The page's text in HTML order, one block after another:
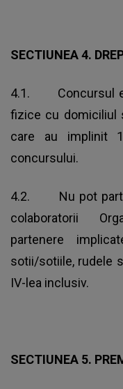
SECTIUNEA 4.
4.1. Concursul
fizice cu domiciliul
care au implinit
concursului.
4.2. Nu pot
colaboratorii
partenere
sotii/sotiile, rudele
IV-lea inclusiv.
SECTIUNEA 5.